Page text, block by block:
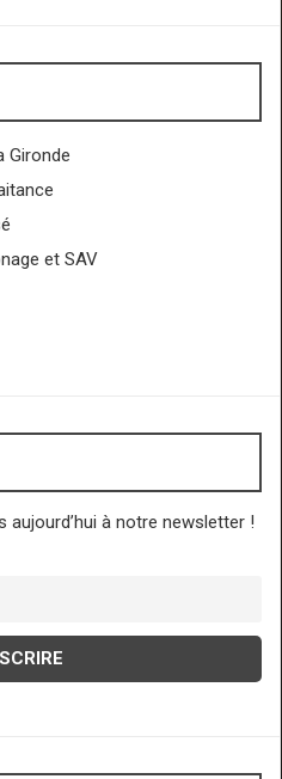
Gironde
et SAV
aujourd’hui à notre newsletter !